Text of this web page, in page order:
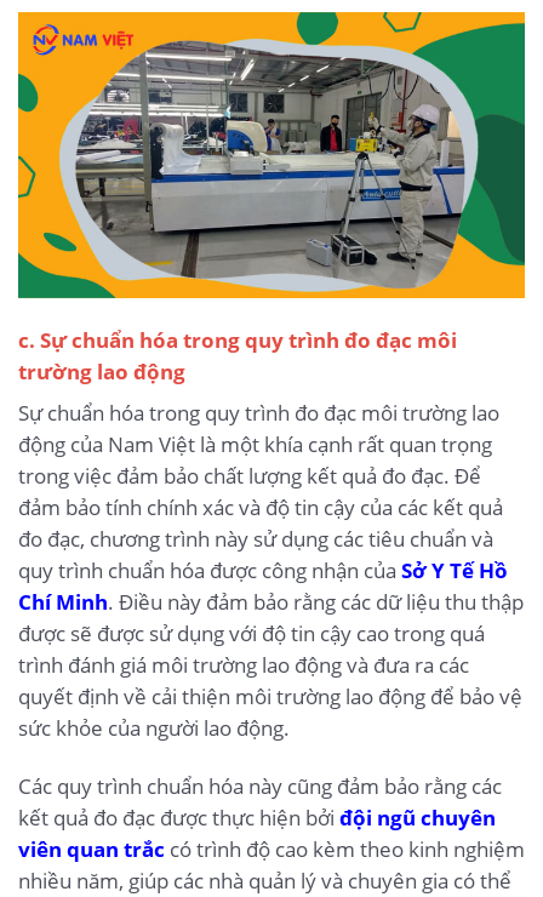
c. Sự chuẩn hóa trong quy trình đo đạc môi
trường lao động
Sự chuẩn hóa trong quy trình đo đạc môi trường lao
động của Nam Việt là một khía cạnh rất quan trọng
trong việc đảm bảo chất lượng kết quả đo đạc. Để
đảm bảo tính chính xác và độ tin cậy của các kết quả
đo đạc, chương trình này sử dụng các tiêu chuẩn và
quy trình chuẩn hóa được công nhận của Sở Y Tế Hồ
Chí Minh. Điều này đảm bảo rằng các dữ liệu thu thập
được sẽ được sử dụng với độ tin cậy cao trong quá
trình đánh giá môi trường lao động và đưa ra các
quyết định về cải thiện môi trường lao động để bảo vệ
sức khỏe của người lao động.
Các quy trình chuẩn hóa này cũng đảm bảo rằng các
kết quả đo đạc được thực hiện bởi đội ngũ chuyên
viên quan trắc có trình độ cao kèm theo kinh nghiệm
nhiều năm, giúp các nhà quản lý và chuyên gia có thể